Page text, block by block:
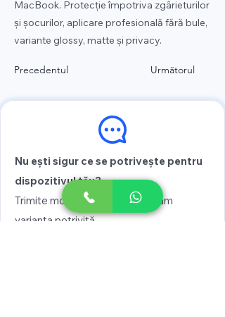
MacBook. Protecție împotriva zgârieturilor
și șocurilor, aplicare profesională fără bule,
variante glossy, matte și privacy.
Precedentul Următorul
Nu ești sigur ce se potrivește pentru
dispozitivul tău?
Trimite modelul și îți recomandăm
varianta potrivită